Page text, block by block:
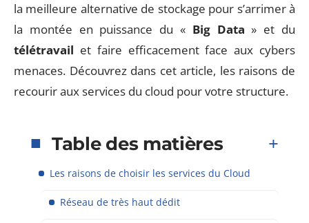
la meilleure alternative de stockage pour s’arrimer à
la montée en puissance du « Big Data » et du
télétravail et faire efficacement face aux cybers
menaces. Découvrez dans cet article, les raisons de
recourir aux services du cloud pour votre structure.
Table des matières
Les raisons de choisir les services du Cloud
Réseau de très haut dédit